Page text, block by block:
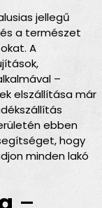
jellegű
a természet
A
–
elszállítása már
ebben
hogy
minden lakó